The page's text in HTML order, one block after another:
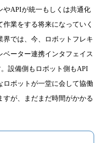
やAPIが統一もしくは共通化
業をする将来になっていく
では、今、ロボットフレキ
ーター連携インタフェイス
設備側もロボット側もAPI
ボットが一堂に会して協働
すが、まだまだ時間がかかる